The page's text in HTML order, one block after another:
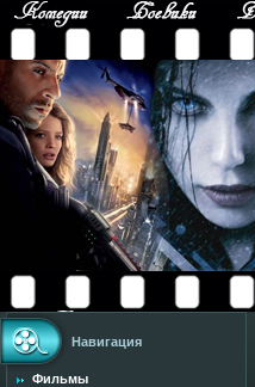
Навигация
Фильмы